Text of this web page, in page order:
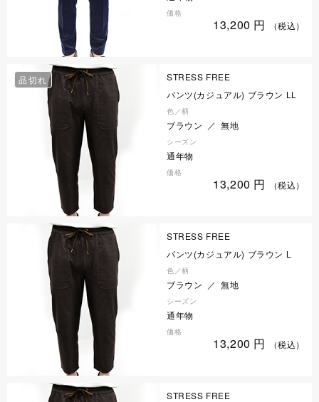
価格
13,200 円 （税込）
品切れ
STRESS FREE
パンツ(カジュアル) ブラウン LL
色／柄
ブラウン ／ 無地
シーズン
通年物
価格
13,200 円 （税込）
STRESS FREE
パンツ(カジュアル) ブラウン L
色／柄
ブラウン ／ 無地
シーズン
通年物
価格
13,200 円 （税込）
STRESS FREE